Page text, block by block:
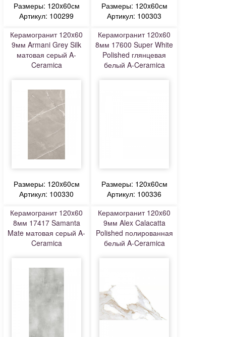
Размеры: 120x60см
Артикул: 100299
Размеры: 120x60см
Артикул: 100303
Керамогранит 120x60
9мм Armani Grey Silk
матовая серый A-
Ceramica
Размеры: 120x60см
Артикул: 100330
Керамогранит 120x60
8мм 17600 Super White
Polished глянцевая
белый A-Ceramica
Размеры: 120x60см
Артикул: 100336
Керамогранит 120x60
8мм 17417 Samanta
Mate матовая серый A-
Ceramica
Керамогранит 120x60
9мм Alex Calacatta
Polished полированная
белый A-Ceramica